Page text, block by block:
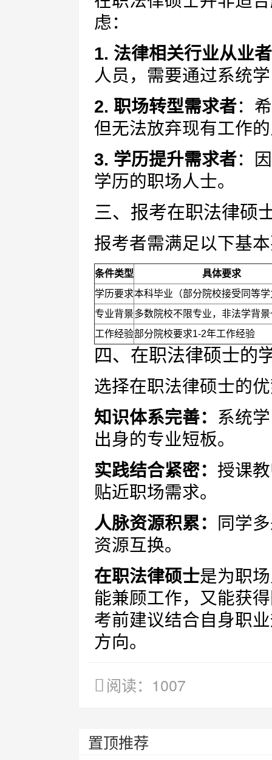
虑：
1. 法律相关行业从业者
人员，需要通过系统
2. 职场转型需求者：
但无法放弃现有工作
3. 学历提升需求者：
学历的职场人士。
三、报考在职法律硕
报考者需满足以下基
条件类型
具体要求
学历要求本科毕业（部分院校接受同等
专业背景多数院校不限专业，非法学背
工作经验部分院校要求1-2年工作经验
四、在职法律硕士的
选择在职法律硕士的
知识体系完善： 系统
出身的专业短板。
实践结合紧密： 授课
贴近职场需求。
人脉资源积累：
同学
资源互换。
在职法律硕士是为职
能兼顾工作，又能获
考前建议结合自身职
方向。
阅读：1007
置顶推荐